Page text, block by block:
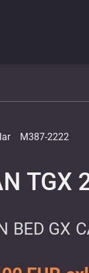
M387-2222
TGX
BED GX